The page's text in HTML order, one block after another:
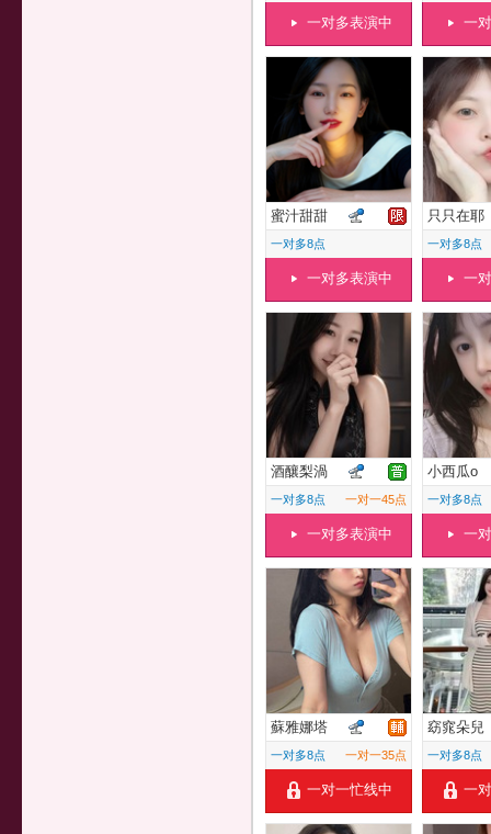
一对多表演中 一
蜜汁甜甜
一对多8点
一对多表演中
只只在耶
一对多8点
一
酒釀梨渦
一对多8点 一对一45点
一对多表演中
小西瓜o
一对多8点
一
蘇雅娜塔
一对多8点 一对一35点
一对一忙线中
窈窕朵兒
一对多8点
一